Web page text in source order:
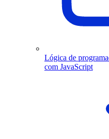
Lógica de
com JavaScript